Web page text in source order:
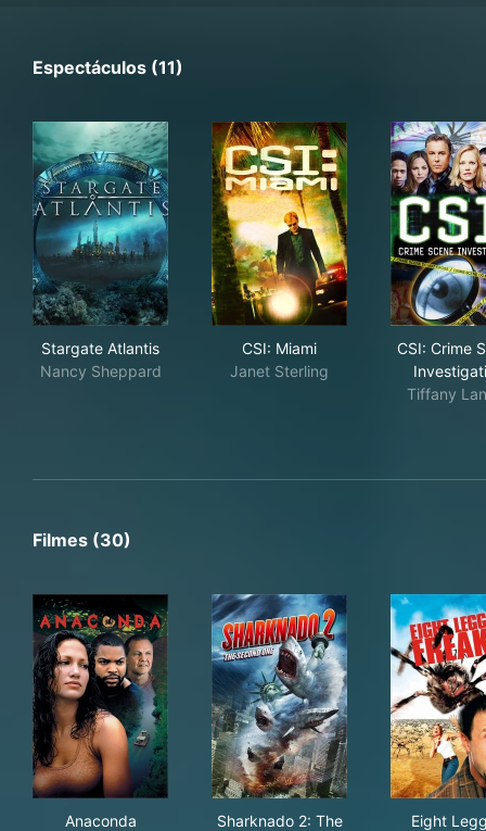
Espectáculos (11)
Stargate Atlantis
Nancy Sheppard
CSI: Miami
Janet Sterling
CSI: Crime
Tiffany
Filmes (30)
Anaconda
Sharknado 2: The
Eight